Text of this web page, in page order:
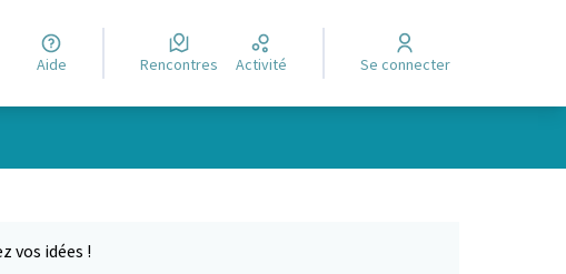
Aide Rencontres Activité Se connecter
vos idées !